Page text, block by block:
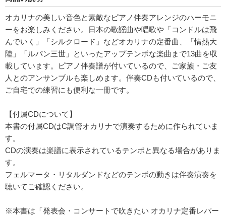
オカリナの美しい音色と素敵なピアノ伴奏アレンジのハーモニ
ーをお楽しみください。日本の歌謡曲や唱歌や「コンドルは飛
んでいく」「シルクロード」などオカリナの定番曲、「情熱大
陸」「ルパン三世」といったアップテンポな楽曲まで13曲を収
載しています。ピアノ伴奏譜が付いているので、ご家族・ご友
人とのアンサンブルも楽しめます。伴奏CDも付いているので、
ご自宅での練習にも便利な一冊です。
【付属CDについて】
本書の付属CDはC調管オカリナで演奏するために作られていま
す。
CDの演奏は楽譜に表示されているテンポと異なる場合がありま
す。
フェルマータ・リタルダンドなどのテンポの動きは伴奏演奏を
聴いてご確認ください。
※本書は「発表会・コンサートで吹きたい オカリナ定番レパー